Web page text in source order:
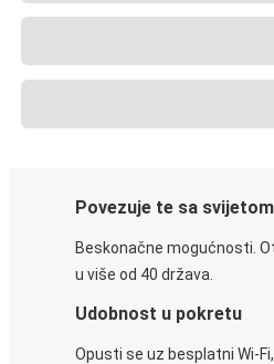
Povezuje te sa svijetom
Beskonačne mogućnosti.
u više od 40 država.
Udobnost u pokretu
Opusti se uz besplatni Wi-